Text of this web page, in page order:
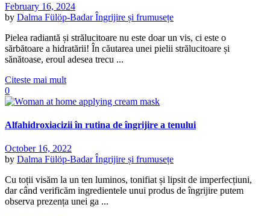
February 16, 2024
by Dalma Fülöp-BadarÎngrijire și frumusețe
Pielea radiantă și strălucitoare nu este doar un vis, ci este o
sărbătoare a hidratării! În căutarea unei pielii strălucitoare și
sănătoase, eroul adesea trecu ...
Citeste mai mult
0
Alfahidroxiacizii în rutina de îngrijire a tenului
October 16, 2022
by Dalma Fülöp-BadarÎngrijire și frumusețe
Cu toții visăm la un ten luminos, tonifiat și lipsit de imperfecțiuni,
dar când verificăm ingredientele unui produs de îngrijire putem
observa prezența unei ga ...